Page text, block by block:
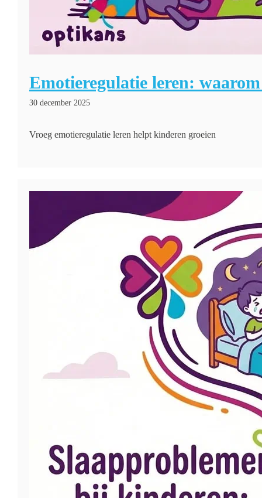
Emotieregulatie leren:
30 december 2025
Vroeg emotieregulatie leren helpt kinderen groeien